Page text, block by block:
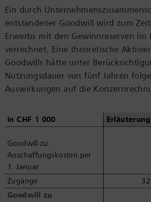
Ein durch
entstandener Goodwill wird zum
Erwerbs mit den Gewinnreserven im
verrechnet. Eine theoretische
Goodwills hätte unter
Nutzungsdauer von fünf Jahren
Auswirkungen auf die
inCHF 1 000 Erläuterung
Goodwill zu
Anschaffungskosten per
1. Januar
Zugänge
32
Goodwill zu
inCHF 1 000
Goodwill zu
Anschaffungskosten per
1. Januar
Zugänge
Goodwill zu